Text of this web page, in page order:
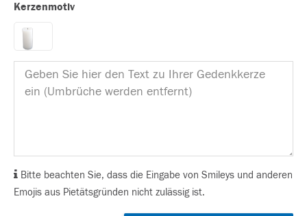
Kerzenmotiv
Bitte beachten Sie, dass die Eingabe von Smileys und anderen
Emojis aus Pietätsgründen nicht zulässig ist.